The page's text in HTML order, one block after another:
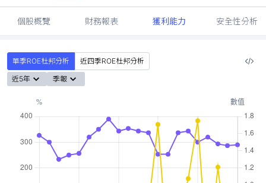
個股概覽 財務報表 獲利能力 安全性分析
單季ROE杜邦分析
近四季ROE杜邦分析
近5年
季報